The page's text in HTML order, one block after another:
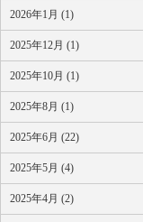
2026年1月 (1)
2025年12月 (1)
2025年10月 (1)
2025年8月 (1)
2025年6月 (22)
2025年5月 (4)
2025年4月 (2)